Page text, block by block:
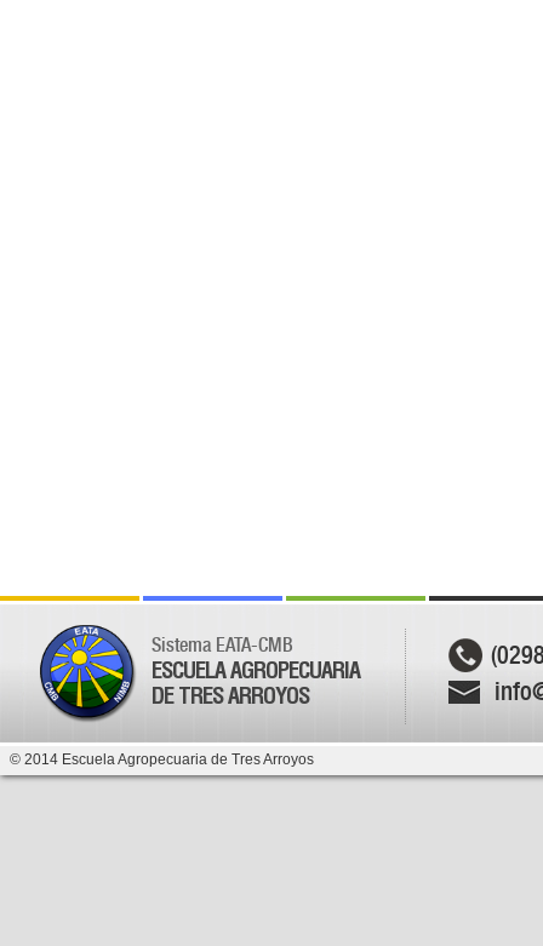
Sistema EATA-CMB
ESCUELA AGROPECUARIA
DE TRES ARROYOS
© 2014 Escuela Agropecuaria de Tres Arroyos